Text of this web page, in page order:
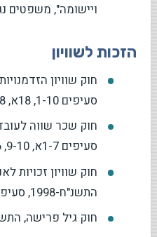
ויישומה", משפטים נג
הזכות לשוויון
סעיפים 1-10, 18א, 18יב-יד, 21
סעיפים 1-7א, 9-10, 12-16
חוק שוויון זכויות
התשנ"ח-1998, סעיפים 8 – 9ג, 10 – 15ב
חוק גיל פרישה, התשס"ד-2004,